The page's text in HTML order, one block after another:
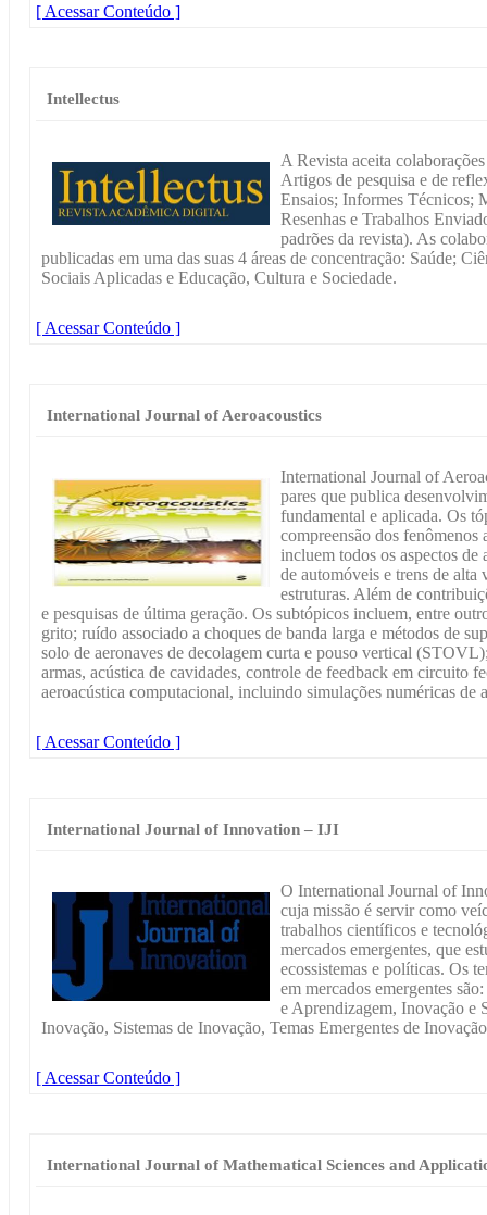
[ Acessar Conteúdo ]
Intellectus
A Revista aceita
Artigos de pesquisa e de
Ensaios; Informes Técnicos;
Resenhas e Trabalhos
padrões da revista). As
publicadas em uma das suas 4 áreas de concentração: Saúde;
Sociais Aplicadas e Educação, Cultura e Sociedade.
[ Acessar Conteúdo ]
International Journal of Aeroacoustics
International Journal of
pares que publica
fundamental e aplicada. Os
compreensão dos fenômenos
incluem todos os aspectos de
de automóveis e trens de alta
estruturas. Além de
e pesquisas de última geração. Os subtópicos incluem, entre
grito; ruído associado a choques de banda larga e métodos de
solo de aeronaves de decolagem curta e pouso vertical
armas, acústica de cavidades, controle de feedback em circuito
aeroacústica computacional, incluindo simulações numéricas de
[ Acessar Conteúdo ]
International Journal of Innovation – IJI
O International Journal of
cuja missão é servir como
trabalhos científicos e
mercados emergentes, que
ecossistemas e políticas. Os
em mercados emergentes
e Aprendizagem, Inovação e
Inovação, Sistemas de Inovação, Temas Emergentes de
[ Acessar Conteúdo ]
International Journal of Mathematical Sciences and